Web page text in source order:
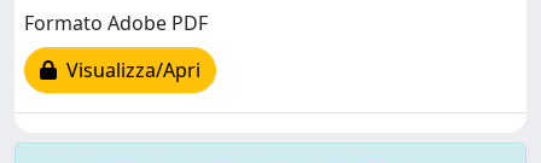
Formato Adobe PDF
Visualizza/Apri